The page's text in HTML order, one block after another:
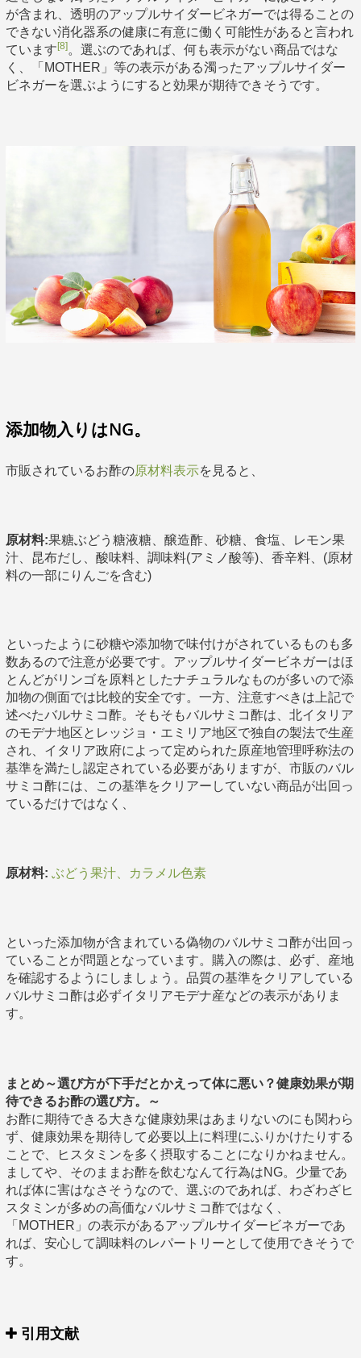
が含まれ、透明のアップルサイダービネガーでは得ることの
できない消化器系の健康に有意に働く可能性があると言われ
ています [8]。選ぶのであれば、何も表示がない商品ではな
く、「MOTHER」等の表示がある濁ったアップルサイダー
ビネガーを選ぶようにすると効果が期待できそうです。
添加物入りはNG。
市販されているお酢の原材料表示を見ると、
原材料:果糖ぶどう糖液糖、醸造酢、砂糖、食塩、レモン果
汁、昆布だし、酸味料、調味料(アミノ酸等)、香辛料、(原材
料の一部にりんごを含む)
といったように砂糖や添加物で味付けがされているものも多
数あるので注意が必要です。アップルサイダービネガーはほ
とんどがリンゴを原料としたナチュラルなものが多いので添
加物の側面では比較的安全です。一方、注意すべきは上記で
述べたバルサミコ酢。そもそもバルサミコ酢は、北イタリア
のモデナ地区とレッジョ・エミリア地区で独自の製法で生産
され、イタリア政府によって定められた原産地管理呼称法の
基準を満たし認定されている必要がありますが、市販のバル
サミコ酢には、この基準をクリアーしていない商品が出回っ
ているだけではなく、
原材料: ぶどう果汁、カラメル色素
といった添加物が含まれている偽物のバルサミコ酢が出回っ
ていることが問題となっています。購入の際は、必ず、産地
を確認するようにしましょう。品質の基準をクリアしている
バルサミコ酢は必ずイタリアモデナ産などの表示がありま
す。
まとめ～選び方が下手だとかえって体に悪い？健康効果が期
待できるお酢の選び方。～
お酢に期待できる大きな健康効果はあまりないのにも関わら
ず、健康効果を期待して必要以上に料理にふりかけたりする
ことで、ヒスタミンを多く摂取することになりかねません。
ましてや、そのままお酢を飲むなんて行為はNG。少量であ
れば体に害はなさそうなので、選ぶのであれば、わざわざヒ
スタミンが多めの高価なバルサミコ酢ではなく、
「MOTHER」の表示があるアップルサイダービネガーであ
れば、安心して調味料のレパートリーとして使用できそうで
す。
引用文献